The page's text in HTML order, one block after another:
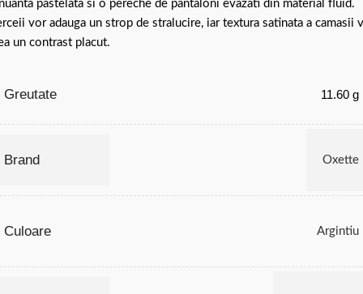
pastelata si o pereche de pantaloni evazati din material fluid.
vor adauga un strop de stralucire, iar textura satinata a camasii
un contrast placut.
Greutate 11.60 g
Brand Oxette
Culoare Argintiu